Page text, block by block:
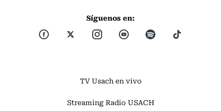
Síguenos en:
TV Usach en vivo
Streaming Radio USACH